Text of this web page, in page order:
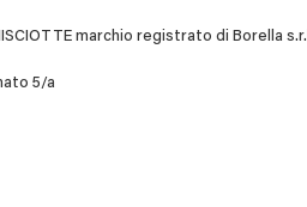
marchio registrato di Borella s.r.l
5/a